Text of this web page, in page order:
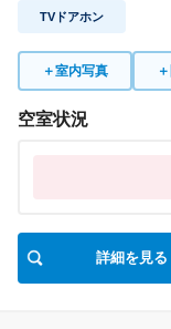
TVドアホン
＋室内写真 ＋
空室状況
詳細を見る